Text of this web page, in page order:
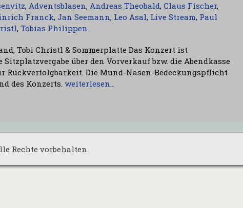
, Adventsblasen, Andreas Theobald, Claus Fischer,
Franck, Jan Seemann, Leo Asal, Live Stream, Paul
, Tobias Philippen
Tobi Christl & Sommerplatte Das Konzert ist
über den Vorverkauf bzw. die Abendkasse
Rückverfolgbarkeit. Die Mund-Nasen-Bedeckungspflicht
des Konzerts. weiterlesen…
Rechte vorbehalten.